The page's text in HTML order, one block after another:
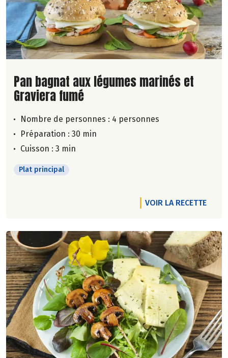
Lire la suite de la recette
Pan bagnat aux légumes marinés et
Graviera fumé
Nombre de personnes : 4 personnes
Préparation : 30 min
Cuisson : 3 min
Plat principal
VOIR LA RECETTE